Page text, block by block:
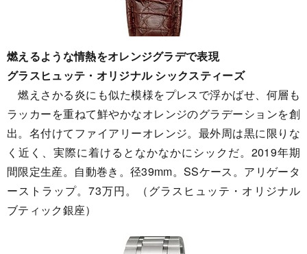
燃えるような情熱をオレンジグラデで表現
グラスヒュッテ・オリジナル シックスティーズ
燃えさかる炎にも似た模様をプレスで浮かばせ、何層も
ラッカーを重ねて鮮やかなオレンジのグラデーションを創
出。名付けてファイアリーオレンジ。最外周は黒に限りな
く近く、実際に着けるとなかなかにシックだ。2019年期
間限定生産。自動巻き。径39mm。SSケース。アリゲータ
ーストラップ。73万円。（グラスヒュッテ・オリジナル
ブティック銀座）